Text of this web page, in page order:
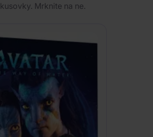
kusovky. Mrknite na ne.